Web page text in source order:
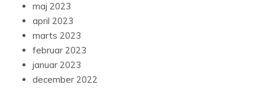
maj 2023
april 2023
marts 2023
februar 2023
januar 2023
december 2022